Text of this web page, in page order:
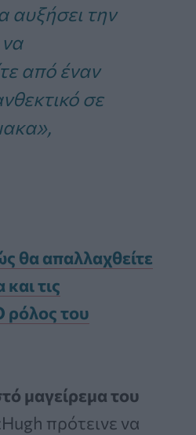
αυξήσει την
από έναν
σε
θα απαλλαχθείτε
τις
ρόλος του
μαγείρεμα του
πρότεινε να